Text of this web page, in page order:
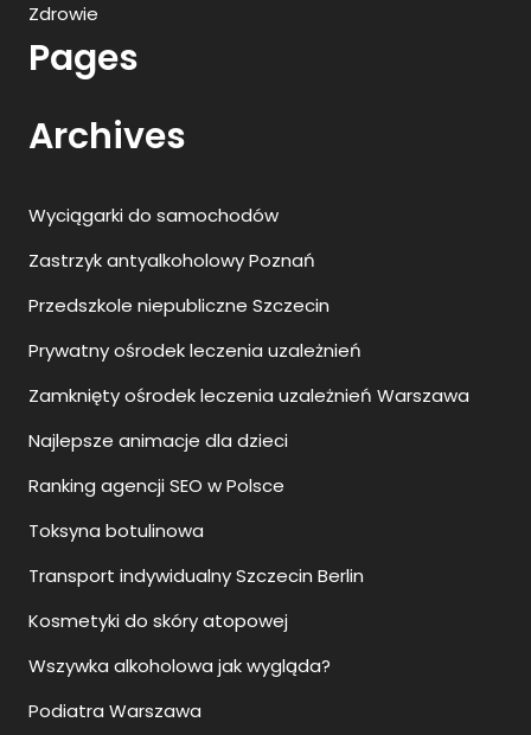
Zdrowie
Pages
Archives
Wyciągarki do samochodów
Zastrzyk antyalkoholowy Poznań
Przedszkole niepubliczne Szczecin
Prywatny ośrodek leczenia uzależnień
Zamknięty ośrodek leczenia uzależnień Warszawa
Najlepsze animacje dla dzieci
Ranking agencji SEO w Polsce
Toksyna botulinowa
Transport indywidualny Szczecin Berlin
Kosmetyki do skóry atopowej
Wszywka alkoholowa jak wygląda?
Podiatra Warszawa